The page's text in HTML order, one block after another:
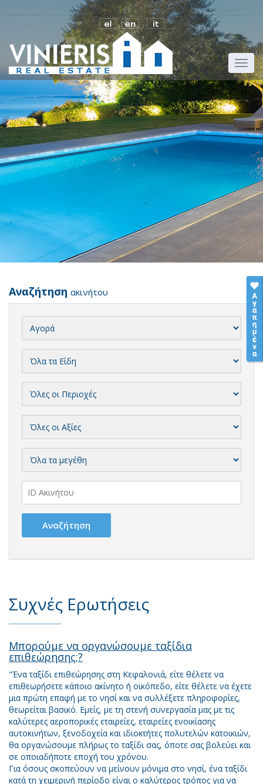
Αναζήτηση ακινήτου
Συχνές Ερωτήσεις
Μπορούμε να οργανώσουμε ταξίδια
επιθεώρησης;?
"Ένα ταξίδι επιθεώρησης στη Κεφαλονιά, είτε θέλετε να
επιθεωρήσετε κάποιο ακίνητο ή οικόπεδο, είτε θέλετε να έχετε
μια πρώτη επαφή με το νησί και να συλλέξετε πληροφορίες,
θεωρείται βασικό. Εμείς, με τη στενή συνεργασία μας με τις
καλύτερες αεροπορικές εταιρείες, εταιρείες ενοικίασης
αυτοκινήτων, ξενοδοχεία και ιδιοκτήτες πολυτελών κατοικιών,
θα οργανώσουμε πλήρως το ταξίδι σας, όποτε σας βολεύει και
σε οποιαδήποτε εποχή του χρόνου.
Για όσους σκοπεύουν να μείνουν μόνιμα στο νησί, ένα ταξίδι
κατά τη χειμερινή περίοδο είναι ο καλύτερος τρόπος για να